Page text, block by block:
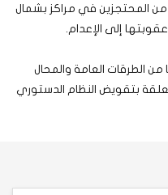
وفي 11 يوليو الماضي، قالت هيئة محامي دارفور، إنها تعتزم الترافع عن أكثر من 150 من المحتجزين في مراكز بشمال
إلى الإعدام.
وقتها، أن السلطات في بورتسودان وعطبرة أوقفت أكثر من 150 شابًا من الطرقات العامة والمحال
51 من القانون الجنائي والمتعلقة بتقويض النظام الدستوري